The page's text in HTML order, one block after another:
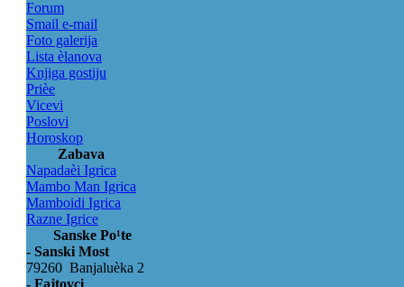
Forum
Smail e-mail
Foto galerija
Lista èlanova
Knjiga gostiju
Prièe
Vicevi
Poslovi
Horoskop
Zabava
Napadaèi Igrica
Mambo Man Igrica
Mamboidi Igrica
Razne Igrice
Sanske Po¹te
- Sanski Most
79260 Banjaluèka 2
- Fajtovci